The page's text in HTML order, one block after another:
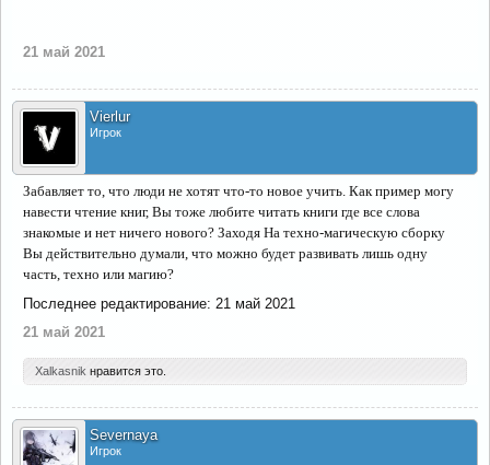
21 май 2021
Vierlur
Игрок
Забавляет то, что люди не хотят что-то новое учить. Как пример могу
навести чтение книг, Вы тоже любите читать книги где все слова
знакомые и нет ничего нового? Заходя На техно-магическую сборку
Вы действительно думали, что можно будет развивать лишь одну
часть, техно или магию?
Последнее редактирование: 21 май 2021
21 май 2021
Xalkasnik нравится это.
Severnaya
Игрок